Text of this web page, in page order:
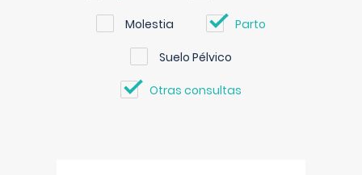
Molestia Parto
Suelo Pélvico
Otras consultas